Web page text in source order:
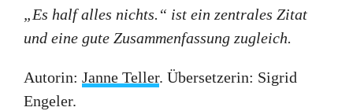
„Es half alles nichts.“ ist ein zentrales Zitat
und eine gute Zusammenfassung zugleich.
Autorin: Janne Teller. Übersetzerin: Sigrid
Engeler.